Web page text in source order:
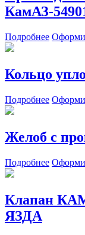
КамАЗ-
Подробнее
Кольцо
Подробнее
Желоб с
Подробнее
Клапан
ЯЗДА